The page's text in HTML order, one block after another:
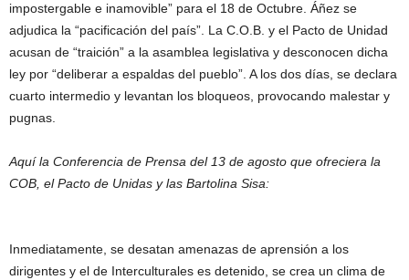
impostergable e inamovible” para el 18 de Octubre. Áñez se
adjudica la “pacificación del país”. La C.O.B. y el Pacto de Unidad
acusan de “traición” a la asamblea legislativa y desconocen dicha
ley por “deliberar a espaldas del pueblo”. A los dos días, se declara
cuarto intermedio y levantan los bloqueos, provocando malestar y
pugnas.
Aquí la Conferencia de Prensa del 13 de agosto que ofreciera la
COB, el Pacto de Unidas y las Bartolina Sisa:
Inmediatamente, se desatan amenazas de aprensión a los
dirigentes y el de Interculturales es detenido, se crea un clima de